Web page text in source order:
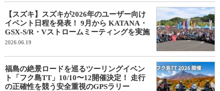
【スズキ】スズキが2026年のユーザー向け
イベント日程を発表！ 9月から KATANA・
GSX-S/R・Vストロームミーティングを実施
2026.06.19
福島の絶景ロードを巡るツーリングイベン
ト「フク島TT」10/10〜12開催決定！ 走行
の正確性を競う安全重視のGPSラリー